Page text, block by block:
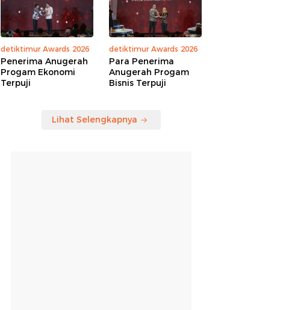
detiktimur Awards 2026
Penerima Anugerah
Progam Ekonomi
Terpuji
detiktimur Awards 2026
Para Penerima
Anugerah Progam
Bisnis Terpuji
Lihat Selengkapnya